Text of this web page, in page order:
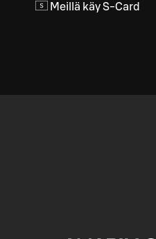
Meillä käy S-Card